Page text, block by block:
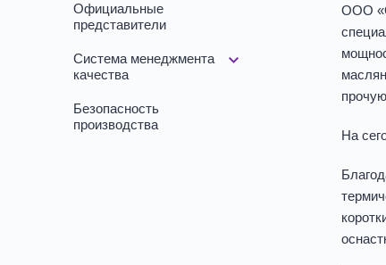
Официальные
представители
Система менеджмента
качества
Безопасность
производства
ООО
На